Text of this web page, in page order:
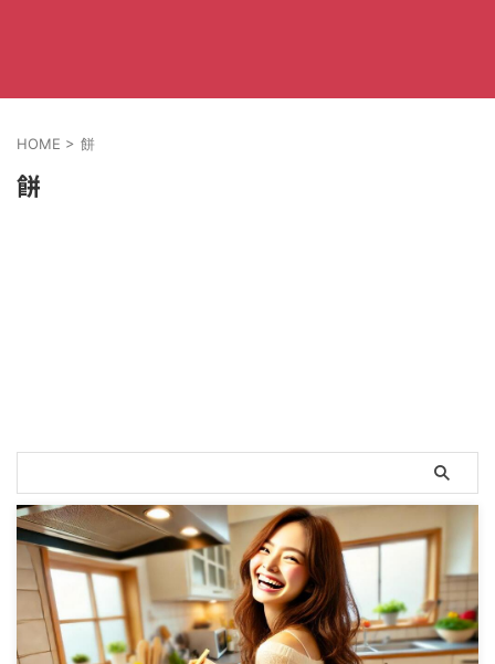
HOME > 餅
餅